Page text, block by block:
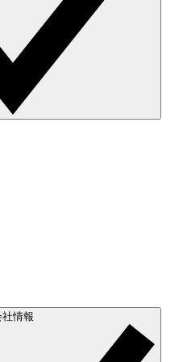
社情報